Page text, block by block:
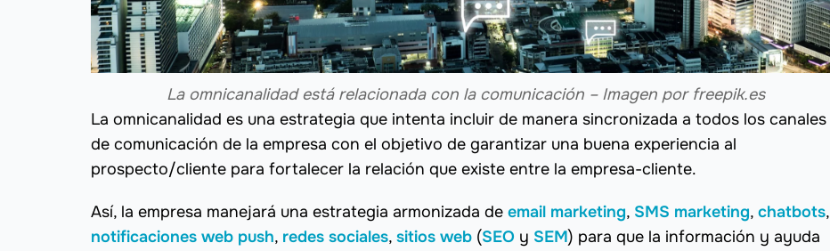
La omnicanalidad está relacionada con la comunicación – Imagen por freepik.es
La omnicanalidad es una estrategia que intenta incluir de manera sincronizada a todos los canales
de comunicación de la empresa con el objetivo de garantizar una buena experiencia al
prospecto/cliente para fortalecer la relación que existe entre la empresa-cliente.
Así, la empresa manejará una estrategia armonizada de email marketing, SMS marketing, chatbots,
notificaciones web push, redes sociales, sitios web (SEO y SEM) para que la información y ayuda